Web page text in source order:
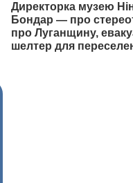
Директорка музею
Бондар — про
про Луганщину,
шелтер для